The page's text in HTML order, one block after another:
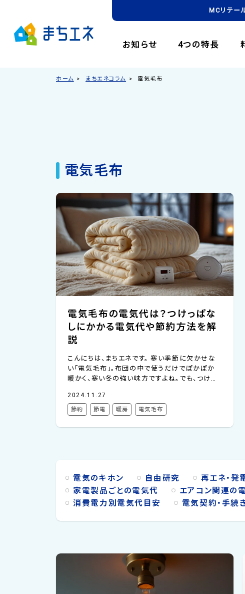
お知らせ 4つの特長
MCリテー
ホーム まちエネコラム 電気毛布
電気毛布
電気毛布の電気代は？つけっぱな
しにかかる電気代や節約方法を解
説
こんにちは、まちエネです。 寒い季節に欠かせな
い「電気毛布」。布団の中で使うだけでぽかぽか
暖かく、寒い冬の強い味方ですよね。でも、つけっ
はないでしょうか。 じつは、電気毛布にかかる電
気代は、1時間で約2円とかなり安いのです。24時
金単価は30円/kWhにて計算） 今回のコラムで
さい！ 電気毛布の電気代 電気代は次の計算式で
求められます...
2024.11.27
節約 節電 暖房 電気毛布
電気のキホン 自由研究 再エネ・発
家電製品ごとの電気代
エアコン関連の
消費電力別電気代目安
電気契約・手続